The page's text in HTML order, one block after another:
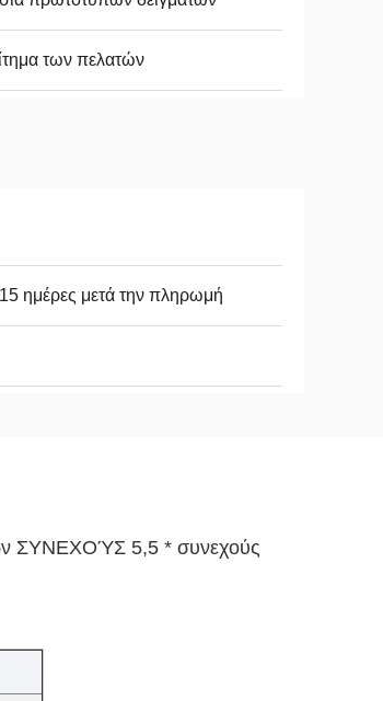
των πελατών
ημέρες μετά την πληρωμή
ΣΥΝΕΧΟΎΣ 5,5 * συνεχούς